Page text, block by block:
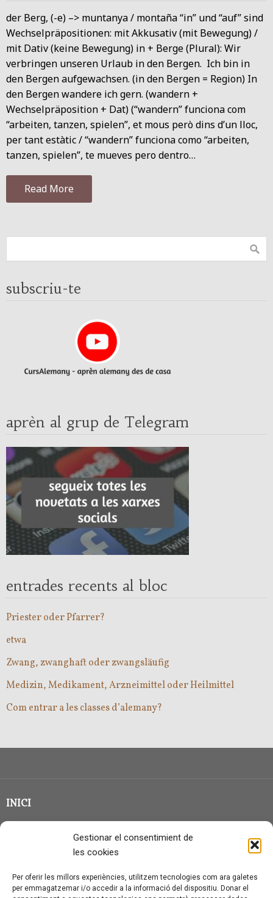
Gestionar el consentimient de
les cookies
Per oferir les millors experiències, utilitzem tecnologies com ara galetes
per emmagatzemar i/o accedir a la informació del dispositiu. Donar el
der Berg, (-e) –> muntanya / montaña “in” und “auf” sind
Wechselpräpositionen: mit Akkusativ (mit Bewegung) /
mit Dativ (keine Bewegung) in + Berge (Plural): Wir
verbringen unseren Urlaub in den Bergen. Ich bin in
den Bergen aufgewachsen. (in den Bergen = Region) In
den Bergen wandere ich gern. (wandern +
Wechselpräposition + Dat) (“wandern” funciona com
“arbeiten, tanzen, spielen”, et mous però dins d’un lloc,
per tant estàtic / “wandern” funciona como “arbeiten,
tanzen, spielen”, te mueves pero dentro…
Read More
subscriu-te
aprèn al grup de Telegram
entrades recents al bloc
Priester oder Pfarrer?
etwa
Zwang, zwanghaft oder zwangsläufig
Medizin, Medikament, Arzneimittel oder Heilmittel
Com entrar a les classes d’alemany?
INICI
CLASSE EN GRUP
QUI SOC?
CONTACTE